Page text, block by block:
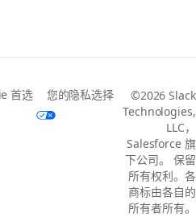
首选
您的隐私选择
©2026 Slack
Technologies,
LLC，
Salesforce 旗
下公司。 保留
所有权利。各
商标由各自的
所有者所有。